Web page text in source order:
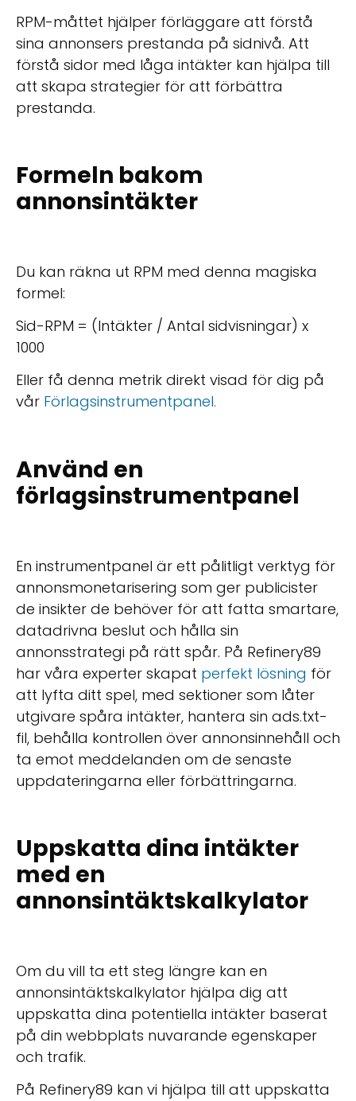
RPM-måttet hjälper förläggare att förstå
sina annonsers prestanda på sidnivå. Att
förstå sidor med låga intäkter kan hjälpa till
att skapa strategier för att förbättra
prestanda.
Formeln bakom
annonsintäkter
Du kan räkna ut RPM med denna magiska
formel:
Sid-RPM = (Intäkter / Antal sidvisningar) x
1000
Eller få denna metrik direkt visad för dig på
vår Förlagsinstrumentpanel.
Använd en
förlagsinstrumentpanel
En instrumentpanel är ett pålitligt verktyg för
annonsmonetarisering som ger publicister
de insikter de behöver för att fatta smartare,
datadrivna beslut och hålla sin
annonsstrategi på rätt spår. På Refinery89
har våra experter skapat perfekt lösning för
att lyfta ditt spel, med sektioner som låter
utgivare spåra intäkter, hantera sin ads.txt-
fil, behålla kontrollen över annonsinnehåll och
ta emot meddelanden om de senaste
uppdateringarna eller förbättringarna.
Uppskatta dina intäkter
med en
annonsintäktskalkylator
Om du vill ta ett steg längre kan en
annonsintäktskalkylator hjälpa dig att
uppskatta dina potentiella intäkter baserat
på din webbplats nuvarande egenskaper
och trafik.
På Refinery89 kan vi hjälpa till att uppskatta